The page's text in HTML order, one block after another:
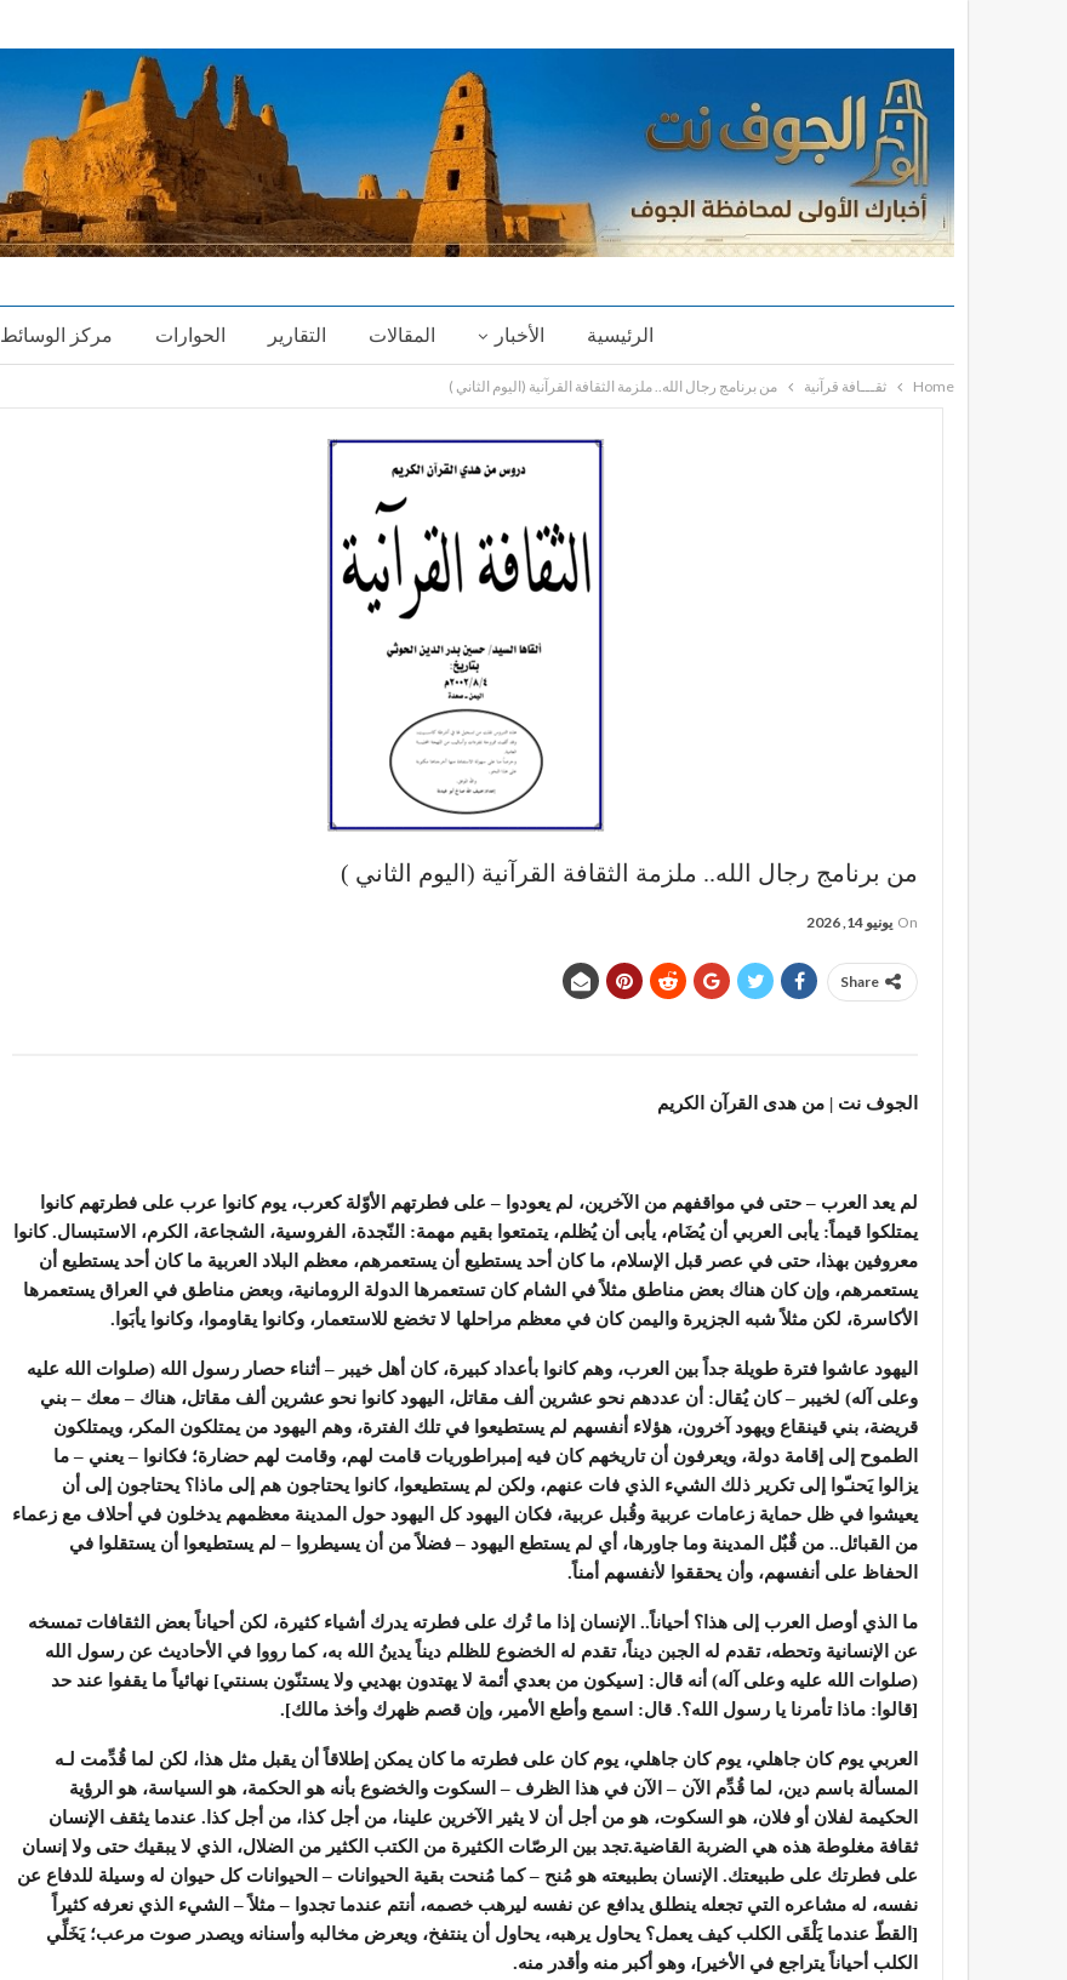
الرئيسية الأخبار المقالات التقارير الحوارات مركز الوسائط
Home ثقـــافة قرآنية من برنامج رجال الله.. ملزمة الثقافة القرآنية (اليوم الثاني )
من برنامج رجال الله.. ملزمة الثقافة القرآنية (اليوم الثاني )
On يونيو 14, 2026
Share
الجوف نت | من هدى القرآن الكريم
لم يعد العرب – حتى في مواقفهم من الآخرين، لم يعودوا – على فطرتهم الأوّلة كعرب، يوم كانوا عرب على فطرتهم كانوا
يمتلكوا قيماً: يأبى العربي أن يُضَام، يأبى أن يُظلم، يتمتعوا بقيم مهمة: النّجدة، الفروسية، الشجاعة، الكرم، الاستبسال. كانوا
معروفين بهذا، حتى في عصر قبل الإسلام، ما كان أحد يستطيع أن يستعمرهم، معظم البلاد العربية ما كان أحد يستطيع أن
يستعمرهم، وإن كان هناك بعض مناطق مثلاً في الشام كان تستعمرها الدولة الرومانية، وبعض مناطق في العراق يستعمرها
الأكاسرة، لكن مثلاً شبه الجزيرة واليمن كان في معظم مراحلها لا تخضع للاستعمار، وكانوا يقاوموا، وكانوا يأبَوا.
اليهود عاشوا فترة طويلة جداً بين العرب، وهم كانوا بأعداد كبيرة، كان أهل خيبر – أثناء حصار رسول الله (صلوات الله عليه
وعلى آله) لخيبر – كان يُقال: أن عددهم نحو عشرين ألف مقاتل، اليهود كانوا نحو عشرين ألف مقاتل، هناك – معك – بني
قريضة، بني قينقاع ويهود آخرون، هؤلاء أنفسهم لم يستطيعوا في تلك الفترة، وهم اليهود من يمتلكون المكر، ويمتلكون
الطموح إلى إقامة دولة، ويعرفون أن تاريخهم كان فيه إمبراطوريات قامت لهم، وقامت لهم حضارة؛ فكانوا – يعني – ما
يزالوا يَحنـّوا إلى تكرير ذلك الشيء الذي فات عنهم، ولكن لم يستطيعوا، كانوا يحتاجون هم إلى ماذا؟ يحتاجون إلى أن
يعيشوا في ظل حماية زعامات عربية وقُبل عربية، فكان اليهود كل اليهود حول المدينة معظمهم يدخلون في أحلاف مع زعماء
من القبائل.. من قٌبٌل المدينة وما جاورها، أي لم يستطع اليهود – فضلاً من أن يسيطروا – لم يستطيعوا أن يستقلوا في
الحفاظ على أنفسهم، وأن يحققوا لأنفسهم أمناً.
ما الذي أوصل العرب إلى هذا؟ أحياناً.. الإنسان إذا ما تُرك على فطرته يدرك أشياء كثيرة، لكن أحياناً بعض الثقافات تمسخه
عن الإنسانية وتحطه، تقدم له الجبن ديناً، تقدم له الخضوع للظلم ديناً يدينُ الله به، كما رووا في الأحاديث عن رسول الله
(صلوات الله عليه وعلى آله) أنه قال: [سيكون من بعدي أئمة لا يهتدون بهديي ولا يستنّون بسنتي] نهائياً ما يقفوا عند حد
[قالوا: ماذا تأمرنا يا رسول الله؟. قال: اسمع وأطع الأمير، وإن قصم ظهرك وأخذ مالك].
العربي يوم كان جاهلي، يوم كان جاهلي، يوم كان على فطرته ما كان يمكن إطلاقاً أن يقبل مثل هذا، لكن لما قُدِّمت لـه
المسألة باسم دين، لما قُدِّم الآن – الآن في هذا الظرف – السكوت والخضوع بأنه هو الحكمة، هو السياسة، هو الرؤية
الحكيمة لفلان أو فلان، هو السكوت، هو من أجل أن لا يثير الآخرين علينا، من أجل كذا، من أجل كذا. عندما يثقف الإنسان
ثقافة مغلوطة هذه هي الضربة القاضية.تجد بين الرصّات الكثيرة من الكتب الكثير من الضلال، الذي لا يبقيك حتى ولا إنسان
على فطرتك على طبيعتك. الإنسان بطبيعته هو مُنح – كما مُنحت بقية الحيوانات – الحيوانات كل حيوان له وسيلة للدفاع عن
نفسه، له مشاعره التي تجعله ينطلق يدافع عن نفسه ليرهب خصمه، أنتم عندما تجدوا – مثلاً – الشيء الذي نعرفه كثيراً
[القطّ عندما يَلْقَى الكلب كيف يعمل؟ يحاول يرهبه، يحاول أن ينتفخ، ويعرض مخالبه وأسنانه ويصدر صوت مرعب؛ يَخَلِّي
الكلب أحياناً يتراجع في الأخير]، وهو أكبر منه وأقدر منه.